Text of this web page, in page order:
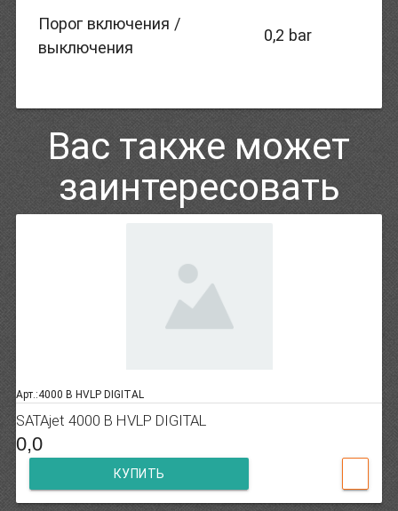
Порог включения /
выключения
0,2 bar
Вас также может
заинтересовать
Арт.:4000 B HVLP DIGITAL
SATAjet 4000 B HVLP DIGITAL
0,0
КУПИТЬ